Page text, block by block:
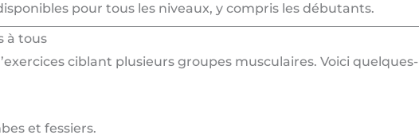
pour tous les niveaux, y compris les débutants.
à tous
ciblant plusieurs groupes musculaires. Voici
et fessiers.